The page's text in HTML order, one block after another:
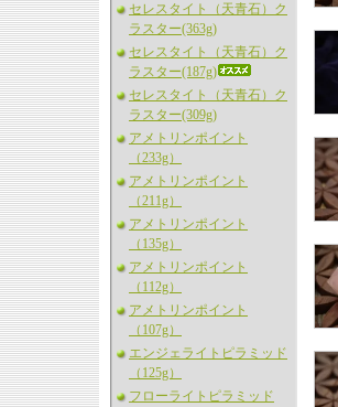
セレスタイト（天青石）ク
ラスター(363g)
セレスタイト（天青石）ク
ラスター(187g)
セレスタイト（天青石）ク
ラスター(309g)
アメトリンポイント
（233g）
アメトリンポイント
（211g）
アメトリンポイント
（135g）
アメトリンポイント
（112g）
アメトリンポイント
（107g）
エンジェライトピラミッド
（125g）
フローライトピラミッド